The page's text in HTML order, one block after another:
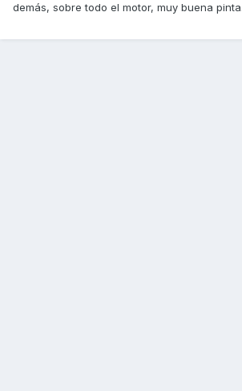
demás, sobre todo el motor, muy buena pinta.